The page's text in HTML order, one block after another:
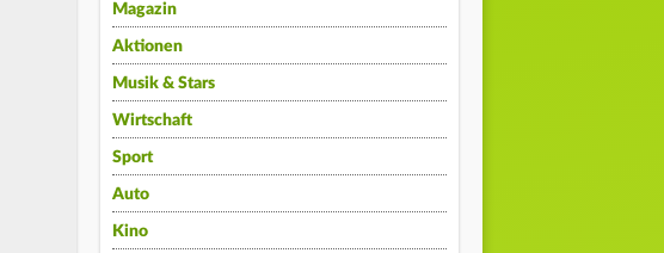
Magazin
Aktionen
Musik & Stars
Wirtschaft
Sport
Auto
Kino